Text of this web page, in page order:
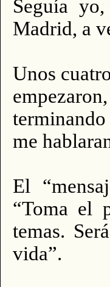
Seguía
Madrid, a
Unos
me
El
“Toma el
temas.
vida”.